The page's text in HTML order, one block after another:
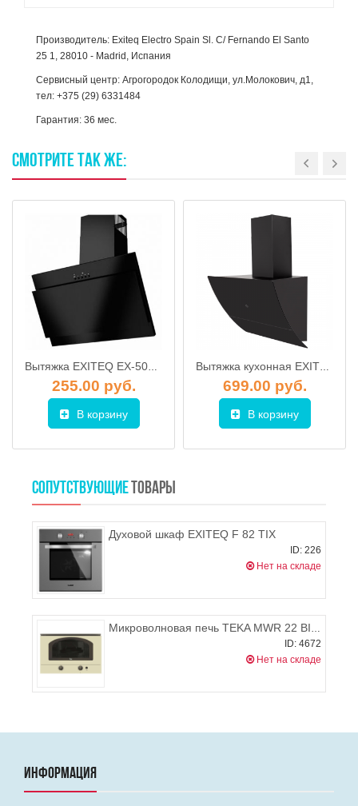
Производитель: Exiteq Electro Spain Sl. C/ Fernando El Santo
25 1, 28010 - Madrid, Испания
Сервисный центр: Агрогородок Колодищи, ул.Молокович, д1,
тел: +375 (29) 6331484
Гарантия: 36 мес.
СМОТРИТЕ ТАКЖЕ:
Вытяжка EXITEQ EX-5026 black
255.00 руб.
В корзину
Вытяжка кухонная EXITEQ EX-1106 black (60см)
699.00 руб.
В корзину
СОПУТСТВУЮЩИЕ ТОВАРЫ
Духовой шкаф EXITEQ F 82 TIX
ID: 226
Нет на складе
Микроволновая печь TEKA MWR 22 BI BB
ID: 4672
Нет на складе
ИНФОРМАЦИЯ